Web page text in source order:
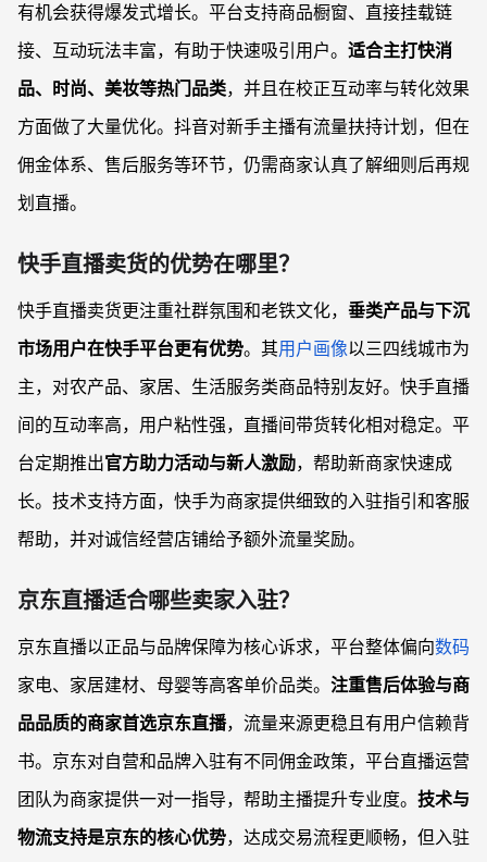
有机会获得爆发式增长。平台支持商品橱窗、直接挂载链
接、互动玩法丰富，有助于快速吸引用户。 适合主打快消
品、时尚、美妆等热门品类，并且在校正互动率与转化效果
方面做了大量优化。抖音对新手主播有流量扶持计划，但在
佣金体系、售后服务等环节，仍需商家认真了解细则后再规
划直播。
快手直播卖货的优势在哪里？
快手直播卖货更注重社群氛围和老铁文化， 垂类产品与下沉
市场用户在快手平台更有优势。其用户画像以三四线城市为
主，对农产品、家居、生活服务类商品特别友好。快手直播
间的互动率高，用户粘性强，直播间带货转化相对稳定。平
台定期推出官方助力活动与新人激励，帮助新商家快速成
长。技术支持方面，快手为商家提供细致的入驻指引和客服
帮助，并对诚信经营店铺给予额外流量奖励。
京东直播适合哪些卖家入驻？
京东直播以正品与品牌保障为核心诉求，平台整体偏向数码
家电、家居建材、母婴等高客单价品类。 注重售后体验与商
品品质的商家首选京东直播，流量来源更稳且有用户信赖背
书。京东对自营和品牌入驻有不同佣金政策，平台直播运营
团队为商家提供一对一指导，帮助主播提升专业度。 技术与
物流支持是京东的核心优势，达成交易流程更顺畅，但入驻